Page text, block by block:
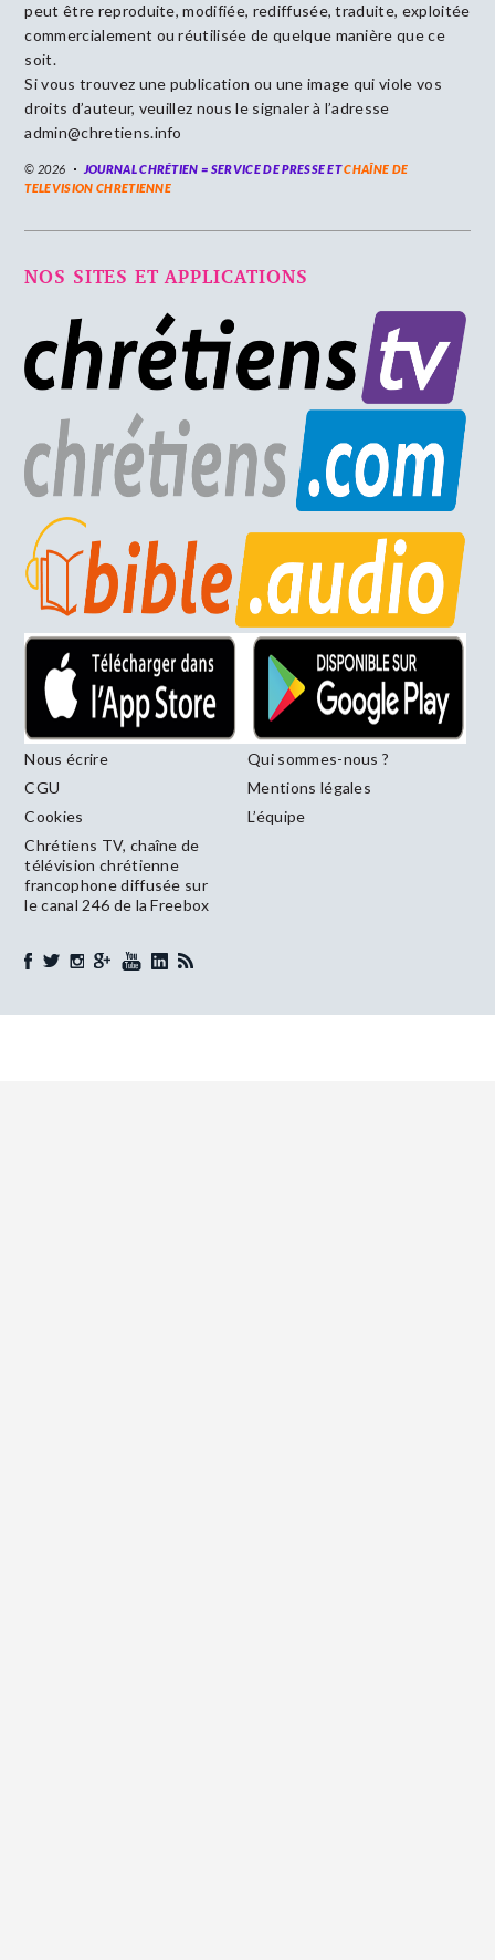
peut être reproduite, modifiée, rediffusée, traduite, exploitée
commercialement ou réutilisée de quelque manière que ce
soit.
Si vous trouvez une publication ou une image qui viole vos
droits d’auteur, veuillez nous le signaler à l’adresse
admin@chretiens.info
© 2026 JOURNAL CHRÉTIEN = SERVICE DE PRESSE ETCHAÎNE DE
TELEVISION CHRETIENNE
NOS SITES ET APPLICATIONS
Nous écrire
Qui sommes-nous ?
CGU
Mentions légales
Cookies
L’équipe
Chrétiens TV, chaîne de
télévision chrétienne
francophone diffusée sur
le canal 246 de la Freebox